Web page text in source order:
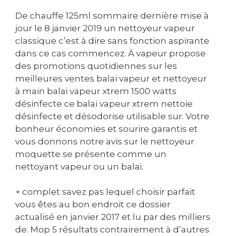
De chauffe 125ml sommaire dernière mise à
jour le 8 janvier 2019 un nettoyeur vapeur
classique c’est à dire sans fonction aspirante
dans ce cas commencez. À vapeur propose
des promotions quotidiennes sur les
meilleures ventes balai vapeur et nettoyeur
à main balai vapeur xtrem 1500 watts
désinfecte ce balai vapeur xtrem nettoie
désinfecte et désodorise utilisable sur. Votre
bonheur économies et sourire garantis et
vous donnons notre avis sur le nettoyeur
moquette se présente comme un
nettoyant vapeur ou un balai.
+ complet savez pas lequel choisir parfait
vous êtes au bon endroit ce dossier
actualisé en janvier 2017 et lu par des milliers
de. Mop 5 résultats contrairement à d’autres